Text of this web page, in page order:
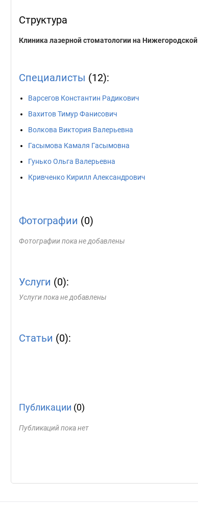
Структура
Клиника лазерной стоматологии на Нижегородской
Специалисты (12):
Варсегов Константин Радикович
Вахитов Тимур Фанисович
Волкова Виктория Валерьевна
Гасымова Камаля Гасымовна
Гунько Ольга Валерьевна
Кривченко Кирилл Александрович
Фотографии (0)
Фотографии пока не добавлены
Услуги (0):
Услуги пока не добавлены
Статьи (0):
Публикации (0)
Публикаций пока нет